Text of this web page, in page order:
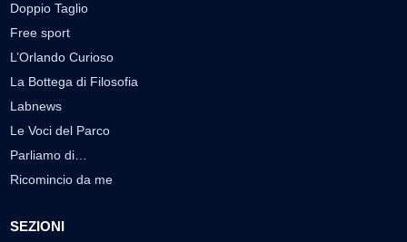
Doppio Taglio
Free sport
L’Orlando Curioso
La Bottega di Filosofia
Labnews
Le Voci del Parco
Parliamo di…
Ricomincio da me
SEZIONI